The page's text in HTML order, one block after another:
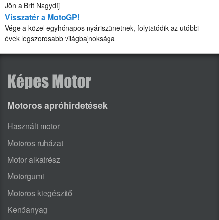
Jön a Brit Nagydíj
Visszatér a MotoGP!
Vége a közel egyhónapos nyáriszünetnek, folytatódik az utóbbi
évek legszorosabb világbajnoksága
Motoros apróhirdetések
Használt motor
Motoros ruházat
Motor alkatrész
Motorgumi
Motoros kiegészítő
Kenőanyag